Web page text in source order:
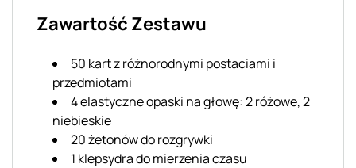
Zawartość Zestawu
50 kart z różnorodnymi postaciami i
przedmiotami
4 elastyczne opaski na głowę: 2 różowe, 2
niebieskie
20 żetonów do rozgrywki
1 klepsydra do mierzenia czasu